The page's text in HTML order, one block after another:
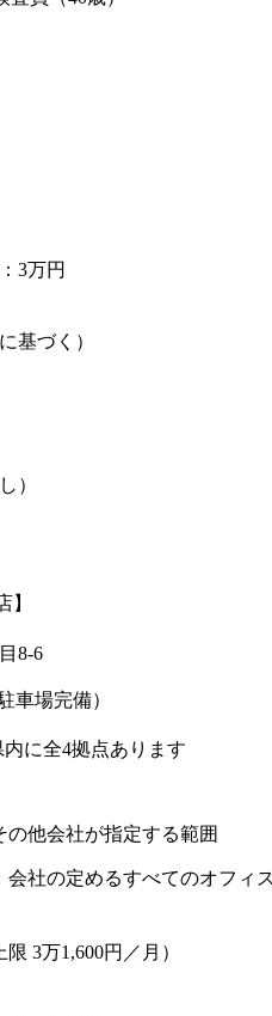
3万円
基づく）
）
】
8-6
車場完備）
に全4拠点あります
他会社が指定する範囲
会社の定めるすべてのオフィス
3万1,600円／月）